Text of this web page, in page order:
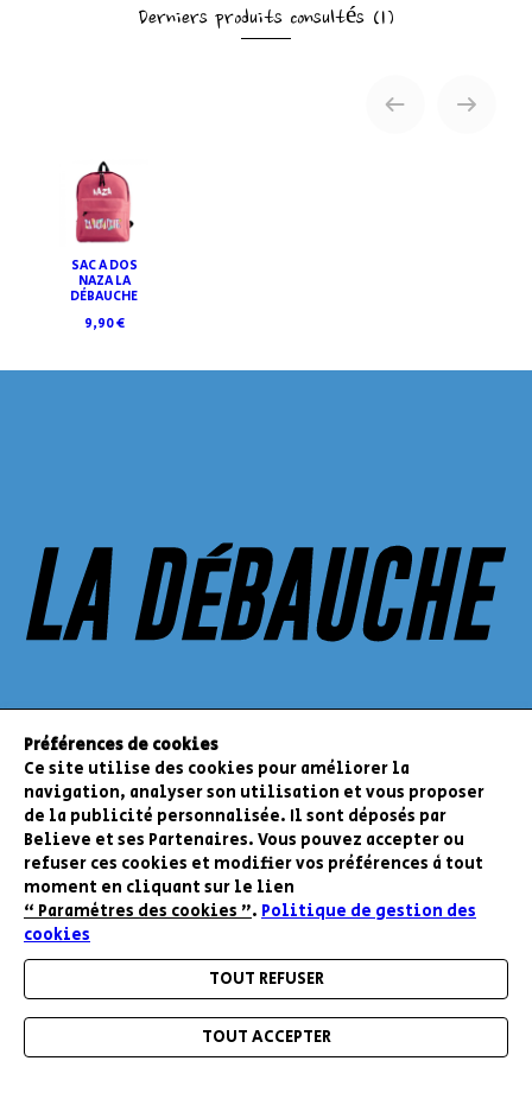
Derniers produits consultés (1)
SAC À DOS
NAZA LA
DÉBAUCHE
9,90 €
RESTEZ INFORMÉ DE NOS BONS PLANS ET
NOUVEAUTÉS
A PROPOS DE BELIEVE
Préférences de cookies
Ce site utilise des cookies pour améliorer la
navigation, analyser son utilisation et vous proposer
de la publicité personnalisée. Il sont déposés par
Believe et ses Partenaires. Vous pouvez accepter ou
refuser ces cookies et modifier vos préférences à tout
moment en cliquant sur le lien
“ Paramètres des cookies ”. Politique de gestion des
cookies
TOUT REFUSER
TOUT ACCEPTER